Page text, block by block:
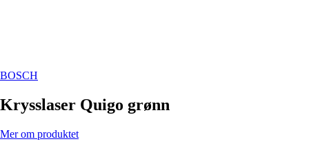
BOSCH
Krysslaser Quigo grønn
Mer om produktet